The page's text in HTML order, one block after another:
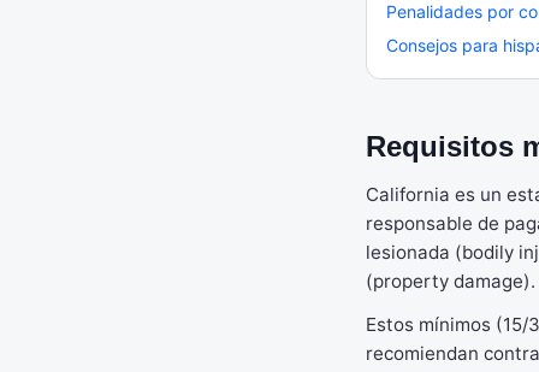
Penalidades por
Consejos para
Requisitos
California es un
responsable de
lesionada (bodily
(property damage).
Estos mínimos
recomiendan